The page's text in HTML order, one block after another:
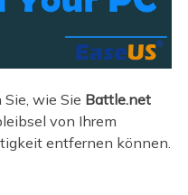
wie Sie Battle.net
von Ihrem
entfernen können.